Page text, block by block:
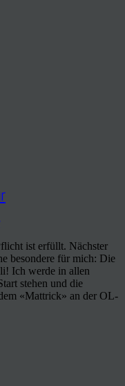
ist erfüllt. Nächster
besondere für mich: Die
Ich werde in allen
stehen und die
«Mattrick» an der OL-